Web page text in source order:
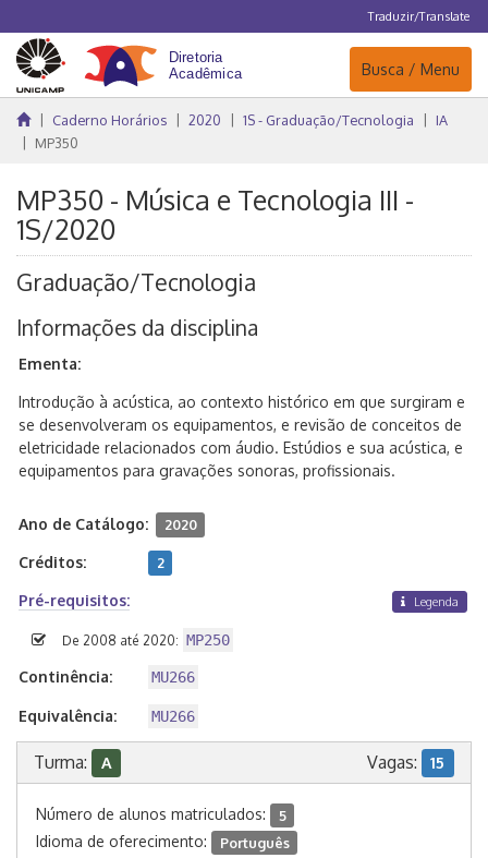
Traduzir/Translate
Navegação
Busca / Menu
Caderno Horários 2020 1S - Graduação/Tecnologia
IA
MP350
MP350 - Música e Tecnologia III -
1S/2020
Graduação/Tecnologia
Informações da disciplina
Ementa:
Introdução à acústica, ao contexto histórico em que surgiram e
se desenvolveram os equipamentos, e revisão de conceitos de
eletricidade relacionados com áudio. Estúdios e sua acústica, e
equipamentos para gravações sonoras, profissionais.
Ano de Catálogo: 2020
Créditos: 2
Pré-requisitos: Legenda
De 2008 até 2020: MP250
Continência: MU266
Equivalência: MU266
Turma: A Vagas: 15
Número de alunos matriculados: 5
Idioma de oferecimento: Português